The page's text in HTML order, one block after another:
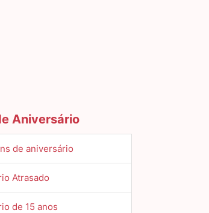
Aniversário
de aniversário
Atrasado
de 15 anos